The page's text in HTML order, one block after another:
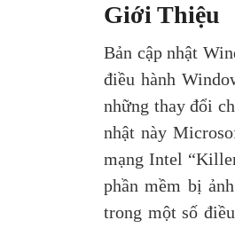
Giới Thiệu
Bản cập nhật
điều hành
những thay đổi
nhật này
mạng Intel
phần mềm bị
trong một số